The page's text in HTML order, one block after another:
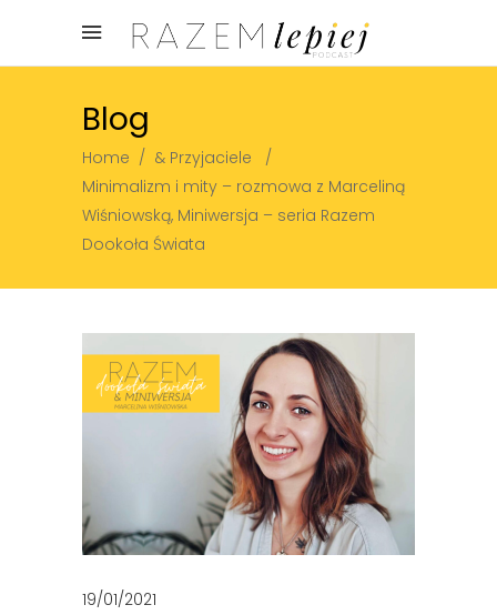
Blog
Home / & Przyjaciele
/
Minimalizm i mity – rozmowa z Marceliną
Wiśniowską, Miniwersja – seria Razem
Dookoła Świata
19/01/2021